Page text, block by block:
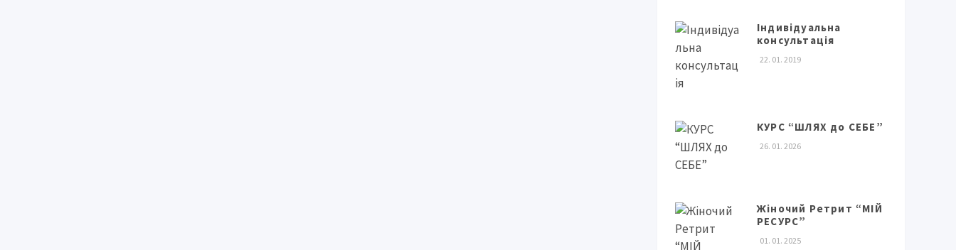
Індивідуальна
консультація
22. 01. 2019
КУРС “ШЛЯХ до СЕБЕ”
26. 01. 2026
Жіночий Ретрит “МІЙ
РЕСУРС”
01. 01. 2025